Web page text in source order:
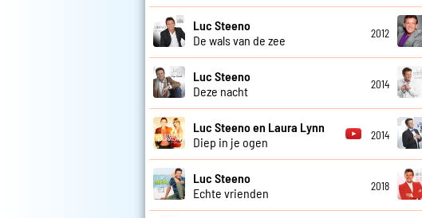
Luc Steeno
De wals van de zee
2012
Luc Steeno
Deze nacht
2014
Luc Steeno en Laura Lynn
Diep in je ogen
2014
Luc Steeno
Echte vrienden
2018